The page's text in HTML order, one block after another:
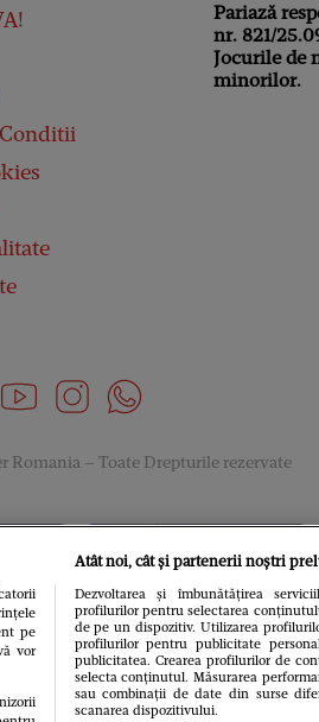
Pariază
nr. 821/
Jocurile de
minorilor.
Romania – Toate Drepturile rezervate
pe
vor
Atât noi, cât și partenerii noștri
Dezvoltarea și îmbunătățirea
profilurilor pentru selectarea
de pe un dispozitiv. Utilizarea
profilurilor pentru publicitate
publicitatea. Crearea profilurilor de
selecta conținutul. Măsurarea
sau combinații de date din surse
scanarea dispozitivului.